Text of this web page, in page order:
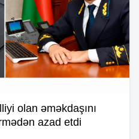
olan əməkdaşını
azad etdi